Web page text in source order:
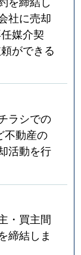
社に売却
媒介契
ができる
ラシでの
不動産の
活動を行
・買主間
締結しま